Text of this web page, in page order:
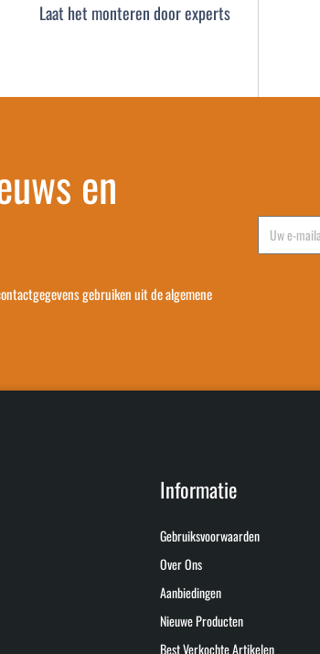
Laat het monteren door experts
en
gebruiken uit de algemene
Informatie
Gebruiksvoorwaarden
Over Ons
Aanbiedingen
Nieuwe Producten
Best Verkochte Artikelen